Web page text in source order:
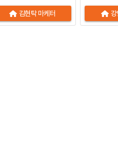
김현탁 마케터 강